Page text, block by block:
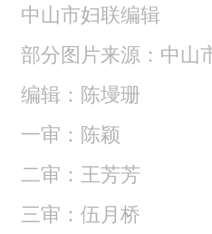
中山市妇联编辑
部分图片来源：中山
编辑：陈墁珊
一审：陈颖
二审：王芳芳
三审：伍月桥